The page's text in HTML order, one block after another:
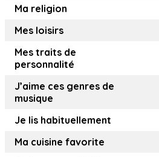
Ma religion
Mes loisirs
Mes traits de
personnalité
J’aime ces genres de
musique
Je lis habituellement
Ma cuisine favorite